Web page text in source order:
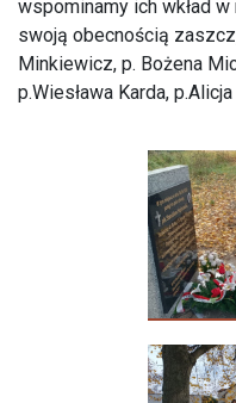
wspominamy ich wkład
swoją obecnością
Minkiewicz, p. Bożena
p.Wiesława Karda,